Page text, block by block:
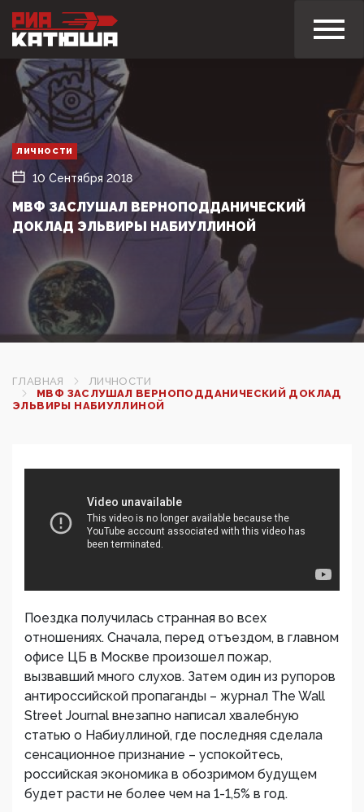
ЛИЧНОСТИ
10 Сентября 2018
МВФ ЗАСЛУШАЛ ВЕРНОПОДДАНИЧЕСКИЙ
ДОКЛАД ЭЛЬВИРЫ НАБИУЛЛИНОЙ
ГЛАВНАЯ
ЛИЧНОСТИ
МВФ ЗАСЛУШАЛ ВЕРНОПОДДАНИЧЕСКИЙ ДОКЛАД
ЭЛЬВИРЫ НАБИУЛЛИНОЙ
Поездка получилась странная во всех
отношениях. Сначала, перед отъездом, в главном
офисе ЦБ в Москве произошел пожар,
вызвавший много слухов. Затем один из рупоров
антироссийской пропаганды – журнал The Wall
Street Journal внезапно написал хвалебную
статью о Набиуллиной, где последняя сделала
сенсационное признание – успокойтесь,
российская экономика в обозримом будущем
будет расти не более чем на 1-1,5% в год.